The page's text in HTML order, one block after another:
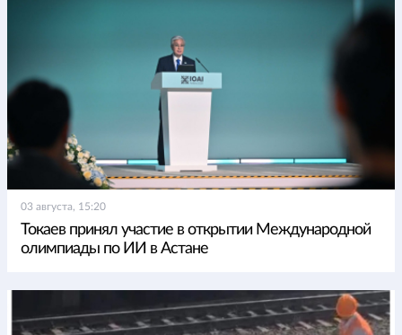
03 августа, 15:20
Токаев принял участие в открытии Международной
олимпиады по ИИ в Астане